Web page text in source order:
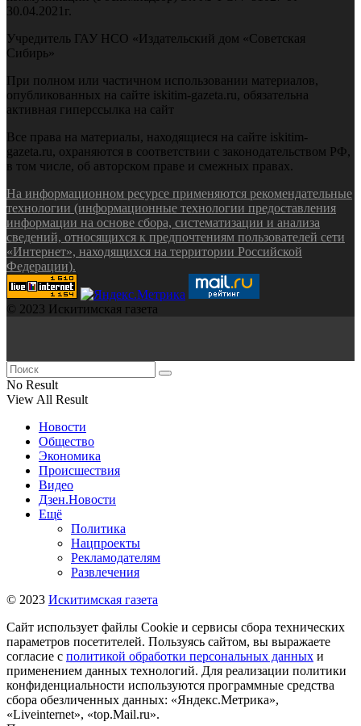
30.04.2021г.
Учредитель ГАУ НСО «Издательский дом «Советская
Сибирь»
При полном или частичном использовании материалов,
опубликованных на сайте iskitim-gazeta.ru, обязательна
активная гиперссылка на сайт
Все права на материалы, находящиеся на сайте iskitim-
gazeta.ru, охраняются в соответствии с законодательством РФ,
в том числе, об авторском праве и смежных правах.
На информационном ресурсе применяются рекомендательные
технологии (информационные технологии предоставления
информации на основе сбора, систематизации и анализа
сведений, относящихся к предпочтениям пользователей сети
«Интернет», находящихся на территории Российской
Федерации).
© 2023 Искитимская газета
No Result
View All Result
Новости
Общество
Экономика
Происшествия
Видео
Дзен.Новости
Ещё
Политика
Нацпроекты
Рекламодателям
Развлечения
© 2023 Искитимская газета
Сайт использует файлы Cookie и сервисы сбора технических
параметров посетителей. Пользуясь сайтом, вы выражаете
согласие с политикой обработки персональных данных и
применением данных технологий. Для реализации политики
конфиденциальности используются программные средства
сбора обезличенных данных: «Яндекс.Метрика»,
«Liveinternet», «top.Mail.ru».